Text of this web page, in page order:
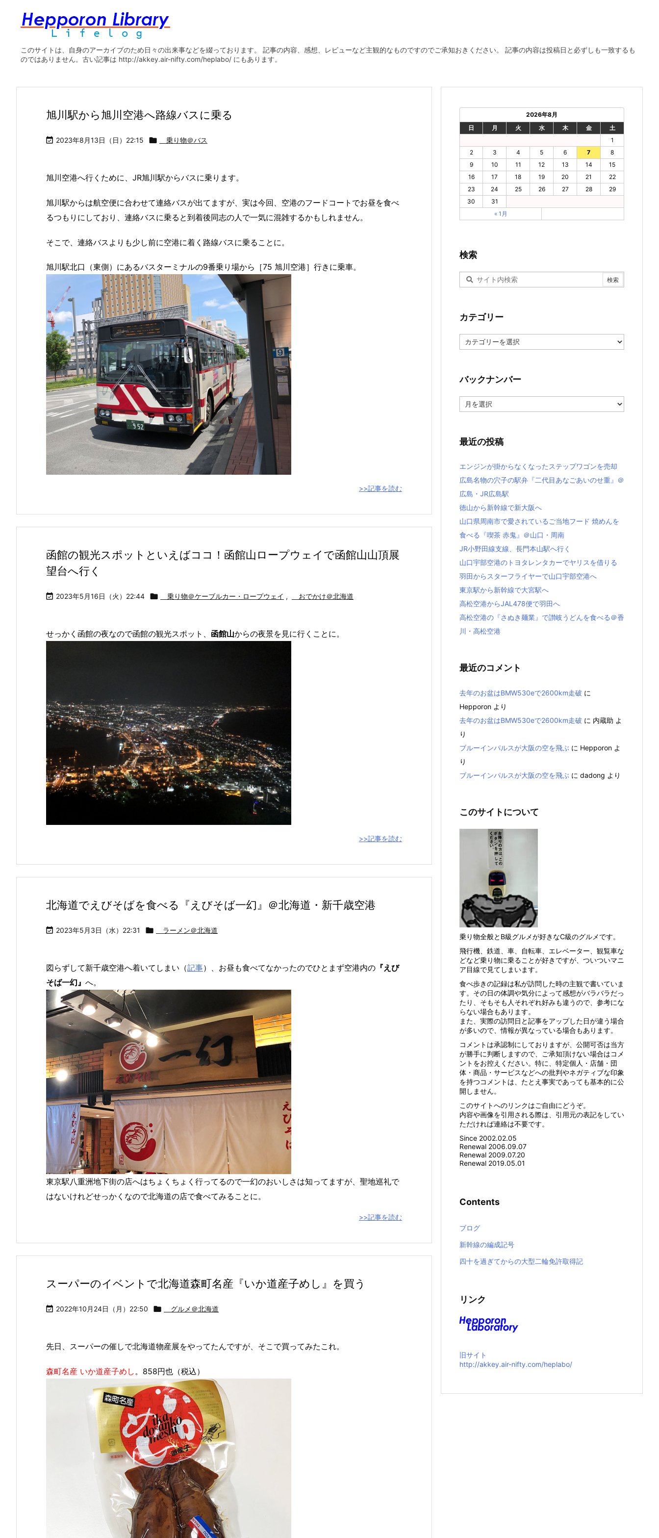
このサイトは、自身のアーカイブのため日々の出来事などを綴っております。 記事の内容、感想、レビューなど主観的なものですのでご承知おきください。 記事の内容は投稿日と必ずしも一致するも
のではありません。古い記事は http://akkey.air-nifty.com/heplabo/ にもあります。
旭川駅から旭川空港へ路線バスに乗る
 2023年8月13日（日）22:15  乗り物＠バス
旭川空港へ行くために、JR旭川駅からバスに乗ります。
旭川駅からは航空便に合わせて連絡バスが出てますが、実は今回、空港のフードコートでお昼を食べ
るつもりにしており、連絡バスに乗ると到着後同志の人で一気に混雑するかもしれません。
そこで、連絡バスよりも少し前に空港に着く路線バスに乗ることに。
旭川駅北口（東側）にあるバスターミナルの9番乗り場から［75 旭川空港］行きに乗車。
>>記事を読む
函館の観光スポットといえばココ！函館山ロープウェイで函館山山頂展
望台へ行く
 2023年5月16日（火）22:44  乗り物＠ケーブルカー・ロープウェイ , おでかけ＠北海道
せっかく函館の夜なので函館の観光スポット、 函館山からの夜景を見に行くことに。
>>記事を読む
北海道でえびそばを食べる『えびそば一幻』＠北海道・新千歳空港
 2023年5月3日（水）22:31  ラーメン＠北海道
図らずして新千歳空港へ着いてしまい（記事）、お昼も食べてなかったのでひとまず空港内の 『えび
そば一幻』 へ。
東京駅八重洲地下街の店へはちょくちょく行ってるので一幻のおいしさは知ってますが、聖地巡礼で
はないけれどせっかくなので北海道の店で食べてみることに。
>>記事を読む
スーパーのイベントで北海道森町名産『いか道産子めし』を買う
 2022年10月24日（月）22:50  グルメ＠北海道
先日、スーパーの催しで北海道物産展をやってたんですが、そこで買ってみたこれ。
森町名産 いか道産子めし 。858円也（税込）
2026年8月
日
月 火 水 木 金
土
1
2
3 4 5 6 7
8
9
10 11 12 13 14
15
16
17 18 19 20 21
22
23
24 25 26 27 28
29
30
31
« 1月
検索
カテゴリー
テ
ー
バックナンバー
ッ
ン
バ
最近の投稿
エンジンが掛からなくなったステップワゴンを売却
広島名物の穴子の駅弁『二代目あなごあいのせ重』＠
広島・JR広島駅
徳山から新幹線で新大阪へ
山口県周南市で愛されているご当地フード 焼めんを
食べる『喫茶 赤鬼』＠山口・周南
JR小野田線支線、長門本山駅へ行く
山口宇部空港のトヨタレンタカーでヤリスを借りる
羽田からスターフライヤーで山口宇部空港へ
東京駅から新幹線で大宮駅へ
高松空港からJAL478便で羽田へ
高松空港の『さぬき麺業』で讃岐うどんを食べる＠香
川・高松空港
最近のコメント
去年のお盆はBMW530eで2600km走破 に
Hepporon より
去年のお盆はBMW530eで2600km走破 に 内蔵助 よ
り
ブルーインパルスが大阪の空を飛ぶ に Hepporon よ
り
ブルーインパルスが大阪の空を飛ぶ に dadong より
このサイトについて
乗り物全般とB級グルメが好きなC級のグルメです。
飛行機、鉄道、車、自転車、エレベーター、観覧車な
どなど乗り物に乗ることが好きですが、ついついマニ
ア目線で見てしまいます。
食べ歩きの記録は私が訪問した時の主観で書いていま
す。その日の体調や気分によって感想がバラバラだっ
たり、そもそも人それぞれ好みも違うので、参考にな
らない場合もあります。
また、実際の訪問日と記事をアップした日が違う場合
が多いので、情報が異なっている場合もあります。
コメントは承認制にしておりますが、公開可否は当方
が勝手に判断しますので、ご承知頂けない場合はコメ
ントをお控えください。特に、特定個人・店舗・団
体・商品・サービスなどへの批判やネガティブな印象
を持つコメントは、たとえ事実であっても基本的に公
開しません。
このサイトへのリンクはご自由にどうぞ。
内容や画像を引用される際は、引用元の表記をしてい
ただければ連絡は不要です。
Since 2002.02.05
Renewal 2006.09.07
Renewal 2009.07.20
Renewal 2019.05.01
Contents
ブログ
新幹線の編成記号
四十を過ぎてからの大型二輪免許取得記
リンク
旧サイト
http://akkey.air-nifty.com/heplabo/